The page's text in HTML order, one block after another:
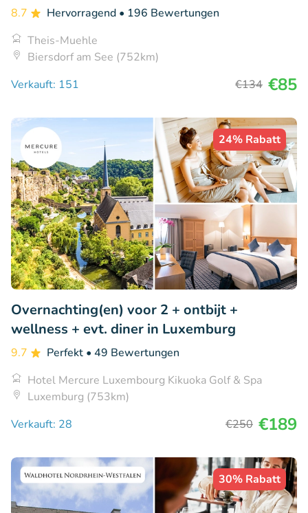
8.7 Hervorragend • 196 Bewertungen
Theis-Muehle
Biersdorf am See (752km)
Verkauft: 151
€134 €85
24% Rabatt
Overnachting(en) voor 2 + ontbijt +
wellness + evt. diner in Luxemburg
9.7 Perfekt • 49 Bewertungen
Hotel Mercure Luxembourg Kikuoka Golf & Spa
Luxemburg (753km)
Verkauft: 28
€250 €189
30% Rabatt